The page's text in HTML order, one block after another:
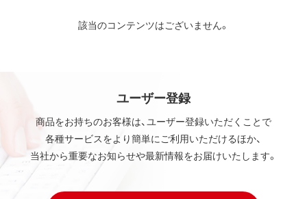
該当のコンテンツはございません。
ユーザー登録
商品をお持ちのお客様は、ユーザー登録いただくことで
各種サービスをより簡単にご利用いただけるほか、
当社から重要なお知らせや最新情報をお届けいたします。